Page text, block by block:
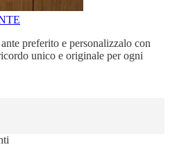
preferito e personalizzalo con
unico e originale per ogni